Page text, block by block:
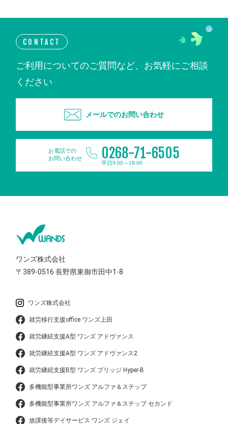
CONTACT
ご利用についてのご質問など、お気軽にご相談
ください
メールでのお問い合わせ
お電話での
お問い合わせ
0268-71-6505
平日9:00～18:00
ワンズ株式会社
〒389-0516長野県東御市田中1-8
ワンズ株式会社
就労移行支援office ワンズ上田
就労継続支援A型 ワンズ アドヴァンス
就労継続支援A型 ワンズ アドヴァンス2
就労継続支援B型 ワンズ ブリッジ Hyper-B
多機能型事業所ワンズ アルファ＆ステップ
多機能型事業所ワンズ アルファ＆ステップ セカンド
放課後等デイサービス ワンズ ジェイ